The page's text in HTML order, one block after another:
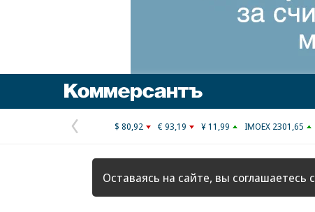
Предыдущая
страница
$ 80,92 € 93,19 ¥ 11,99 IMOEX 2301,65
Оставаясь на сайте, вы соглашаетесь с